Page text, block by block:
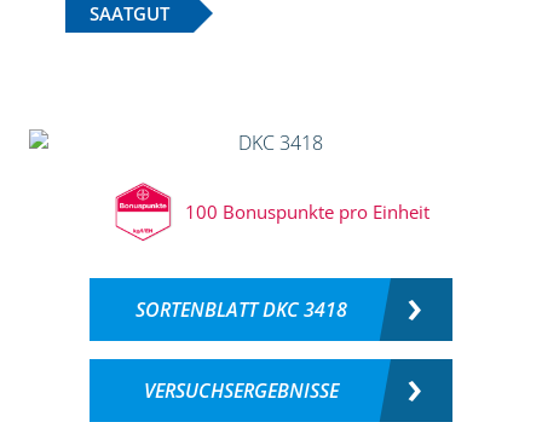
SAATGUT
100 Bonuspunkte pro Einheit
SORTENBLATT DKC 3418
VERSUCHSERGEBNISSE